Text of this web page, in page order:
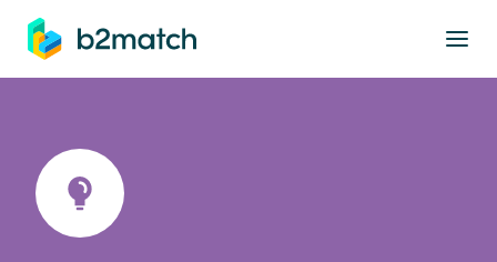
springen